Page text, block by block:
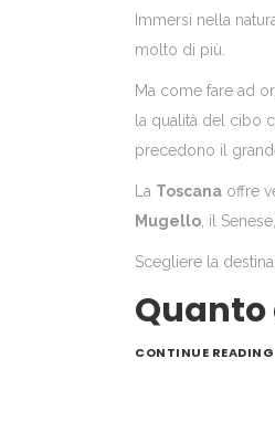
Immersi nella
molto di più.
Ma come fare ad
la qualità del cibo
precedono il
La Toscana offre
Mugello , il
Scegliere la
Quanto
CONTINUE READING